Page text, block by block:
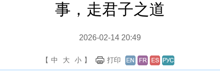
事，走君子之道
2026-02-14 20:49
【 中 大 小 】 打印